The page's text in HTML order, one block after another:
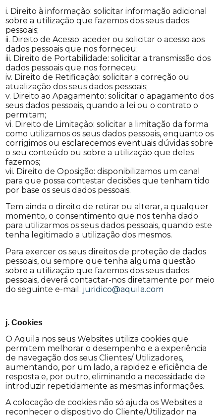
i. Direito à informação: solicitar informação adicional
sobre a utilização que fazemos dos seus dados
pessoais;
ii. Direito de Acesso: aceder ou solicitar o acesso aos
dados pessoais que nos forneceu;
iii. Direito de Portabilidade: solicitar a transmissão dos
dados pessoais que nos forneceu;
iv. Direito de Retificação: solicitar a correção ou
atualização dos seus dados pessoais;
v. Direito ao Apagamento: solicitar o apagamento dos
seus dados pessoais, quando a lei ou o contrato o
permitam;
vi. Direito de Limitação: solicitar a limitação da forma
como utilizamos os seus dados pessoais, enquanto os
corrigimos ou esclarecemos eventuais dúvidas sobre
o seu conteúdo ou sobre a utilização que deles
fazemos;
vii. Direito de Oposição: disponibilizamos um canal
para que possa contestar decisões que tenham tido
por base os seus dados pessoais.
Tem ainda o direito de retirar ou alterar, a qualquer
momento, o consentimento que nos tenha dado
para utilizarmos os seus dados pessoais, quando este
tenha legitimado a utilização dos mesmos.
Para exercer os seus direitos de proteção de dados
pessoais, ou sempre que tenha alguma questão
sobre a utilização que fazemos dos seus dados
pessoais, deverá contactar-nos diretamente por meio
do seguinte e-mail: juridico@aquila.com
j. Cookies
O Aquila nos seus Websites utiliza cookies que
permitem melhorar o desempenho e a experiência
de navegação dos seus Clientes/ Utilizadores,
aumentando, por um lado, a rapidez e eficiência de
resposta e, por outro, eliminando a necessidade de
introduzir repetidamente as mesmas informações.
A colocação de cookies não só ajuda os Websites a
reconhecer o dispositivo do Cliente/Utilizador na